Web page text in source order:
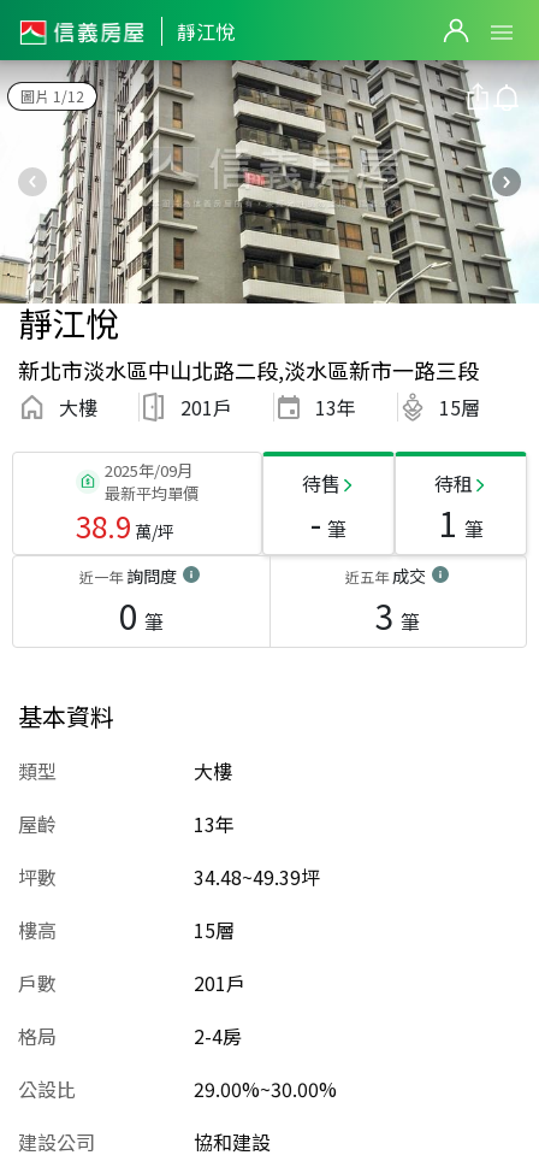
靜江悅
圖片 1/12
靜江悅
新北市淡水區中山北路二段,淡水區新市一路三段
大樓 201戶 13年 15層
2025年/09月
最新平均單價
38.9 萬/坪
待售
- 筆
待租
1 筆
近一年詢問度
0 筆
近五年成交
3 筆
基本資料
類型
大樓
屋齡
13年
坪數
34.48~49.39坪
樓高
15層
戶數
201戶
格局
2-4房
公設比
29.00%~30.00%
建設公司
協和建設